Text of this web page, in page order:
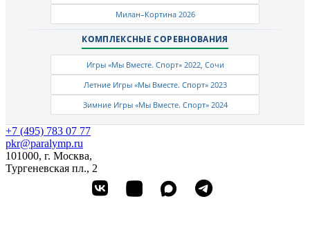
Милан–Кортина 2026
КОМПЛЕКСНЫЕ СОРЕВНОВАНИЯ
Игры «Мы Вместе. Спорт» 2022, Сочи
Летние Игры «Мы Вместе. Спорт» 2023
Зимние Игры «Мы Вместе. Спорт» 2024
+7 (495) 783 07 77
pkr@paralymp.ru
101000, г. Москва,
Тургеневская пл., 2